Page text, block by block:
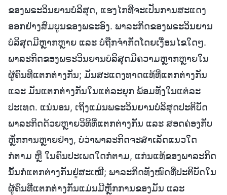
ຂອງພຣະວິນຍານບໍລິສຸດ, ແຮງໄກທີ່ຈະເປັນການສະແດງ
ອອກຢ່າງສົມບູນຂອງພຣະອົງ. ພາລະກິດຂອງພຣະວິນຍານ
ບໍລິສຸດມີຫຼາກຫຼາຍ ແລະ ບໍ່ຖືກຈຳກັດໂດຍເງື່ອນໄຂໃດໆ.
ພາລະກິດຂອງພຣະວິນຍານບໍລິສຸດມີຄວາມຫຼາກຫຼາຍໃນ
ຜູ້ຄົນທີ່ແຕກຕ່າງກັນ; ມັນສະແດງທາດແທ້ທີ່ແຕກຕ່າງກັນ
ແລະ ມັນແຕກຕ່າງກັນໃນແຕ່ລະຍຸກ ພ້ອມທັງໃນແຕ່ລະ
ປະເທດ. ແນ່ນອນ, ເຖິງແມ່ນພຣະວິນຍານບໍລິສຸດປະຕິບັດ
ພາລະກິດດ້ວຍຫຼາຍວິທີທີ່ແຕກຕ່າງກັນ ແລະ ສອດຄ່ອງກັບ
ຫຼັກການຫຼາຍຢ່າງ, ບໍ່ວ່າພາລະກິດຈະສຳເລັດແນວໃດ
ກໍຕາມ ຫຼື ໃນຄົນປະເພດໃດກໍຕາມ, ແກ່ນແທ້ຂອງພາລະກິດ
ນັ້ນກໍແຕກຕ່າງກັນຢູ່ສະເໝີ; ພາລະກິດທັງໝົດທີ່ປະຕິບັດໃນ
ຜູ້ຄົນທີ່ແຕກຕ່າງກັນແມ່ນມີຫຼັກການຂອງມັນ ແລະ